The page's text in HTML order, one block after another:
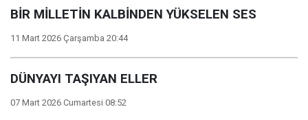
BİR MİLLETİN KALBİNDEN YÜKSELEN SES
11 Mart 2026 Çarşamba 20:44
DÜNYAYI TAŞIYAN ELLER
07 Mart 2026 Cumartesi 08:52